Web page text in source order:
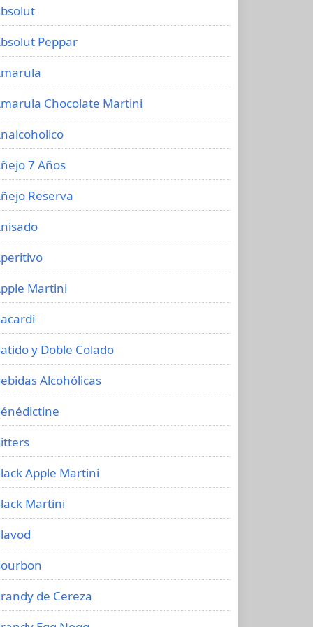
Peppar
Chocolate Martini
7 Años
Reserva
Martini
y Doble Colado
Alcohólicas
Apple Martini
Martini
de Cereza